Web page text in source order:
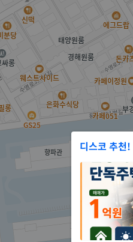
디스코 추천!